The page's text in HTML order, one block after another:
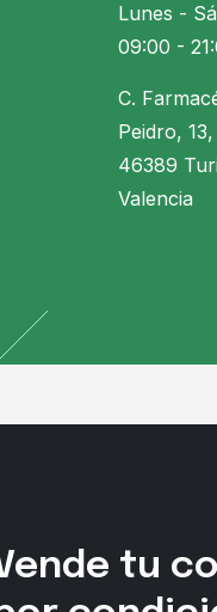
Lunes -
09:00 -
C.
Peidro, 13,
46389
Valencia
tu